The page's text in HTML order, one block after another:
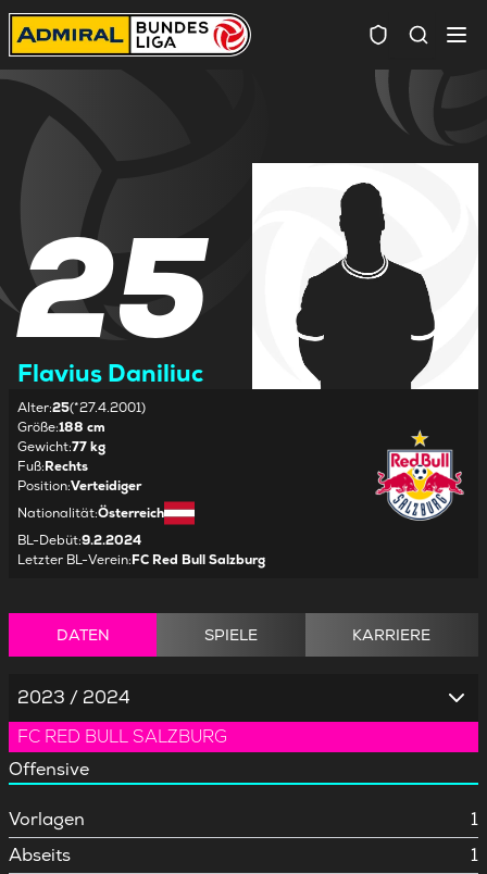
25
Flavius Daniliuc
Alter:25(*27.4.2001)
Größe:188 cm
Gewicht:77 kg
Fuß:Rechts
Position:Verteidiger
Nationalität:Österreich
BL-Debüt:9.2.2024
Letzter BL-Verein:FC Red Bull Salzburg
DATEN SPIELE KARRIERE
2023 / 2024
FC RED BULL SALZBURG
Offensive
Vorlagen
1
Abseits
1